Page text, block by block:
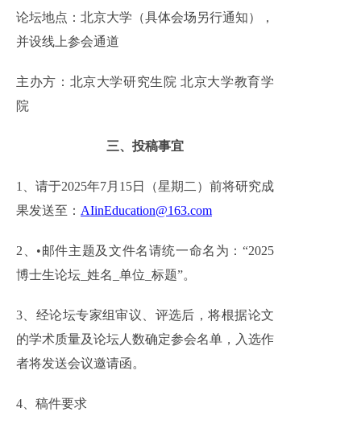
论坛地点：北京大学（具体会场另行通知），
并设线上参会通道
主办方：北京大学研究生院 北京大学教育学
院
三、投稿事宜
1、 请于2025年7月15日（星期二）前将研究成
果发送至： AIinEducation@163.com
2、 •邮件主题及文件名请统一命名为：“2025
博士生论坛_姓名_单位_标题”。
3、 经论坛专家组审议、评选后，将根据论文
的学术质量及论坛人数确定参会名单 ，入选作
者将发送会议邀请函。
4、 稿件要求